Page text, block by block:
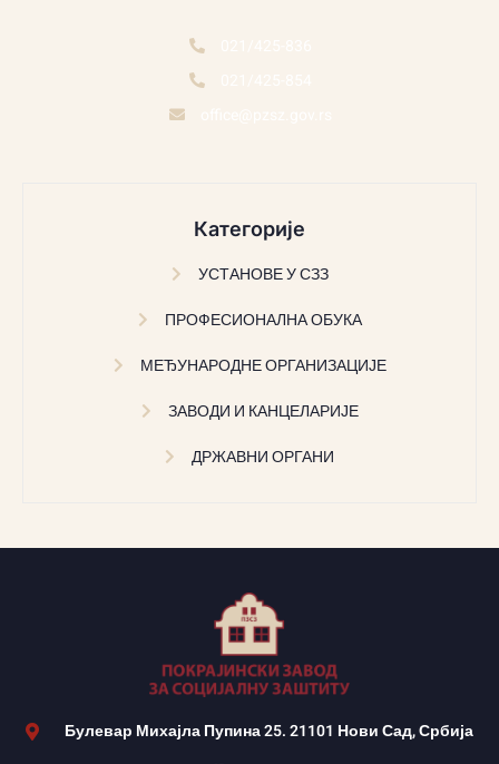
Категорије
УСТАНОВЕ У СЗЗ
ПРОФЕСИОНАЛНА ОБУКА
МЕЂУНАРОДНЕ ОРГАНИЗАЦИЈЕ
ЗАВОДИ И КАНЦЕЛАРИЈЕ
ДРЖАВНИ ОРГАНИ
Булевар Михајла Пупина 25. 21101 Нови Сад, Србија